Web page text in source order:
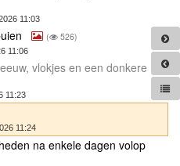
11:03
( 526)
11:06
vlokjes en een donkere
11:23
11:24
na enkele dagen volop